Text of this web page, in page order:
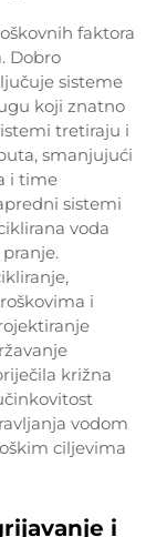
faktora
Dobro
sisteme
koji znatno
tretiraju i
smanjujući
i time
sistemi
voda
i
križna
vodom
ciljevima
i